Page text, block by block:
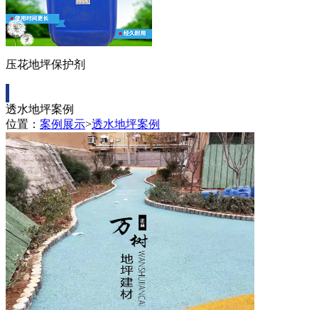
压花地坪保护剂
透水地坪案例
位置： 案例展示>透水地坪案例